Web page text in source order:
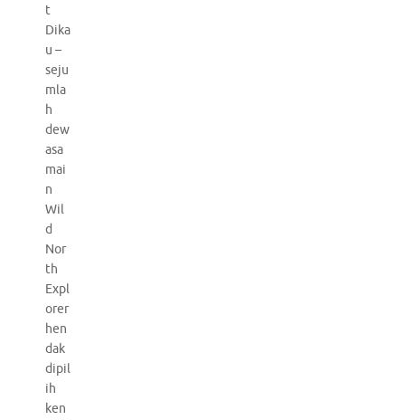
t
Dika
u –
seju
mla
h
dew
asa
mai
n
Wil
d
Nor
th
Expl
orer
hen
dak
dipil
ih
ken